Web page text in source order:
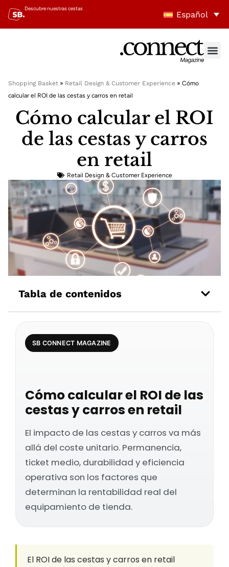
Descubre nuestras cestas
Español
Shopping Basket » Retail Design & Customer Experience » Cómo
calcular el ROI de las cestas y carros en retail
Cómo calcular el ROI
de las cestas y carros
en retail
Retail Design & Customer Experience
Tabla de contenidos
SB CONNECT MAGAZINE
Cómo calcular el ROI de las
cestas y carros en retail
El impacto de las cestas y carros va más
allá del coste unitario. Permanencia,
ticket medio, durabilidad y eficiencia
operativa son los factores que
determinan la rentabilidad real del
equipamiento de tienda.
El ROI de las cestas y carros en retail